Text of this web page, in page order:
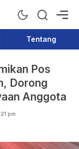
Tentang
Pos
Dorong
Anggota
pm